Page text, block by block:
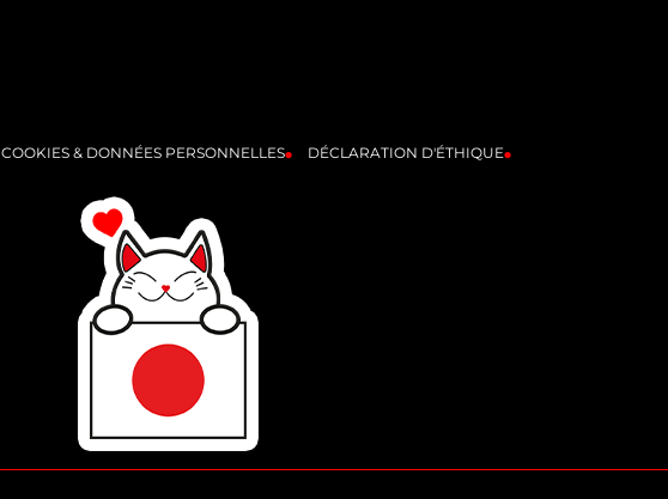
COOKIES & DONNÉES PERSONNELLES DÉCLARATION D'ÉTHIQUE